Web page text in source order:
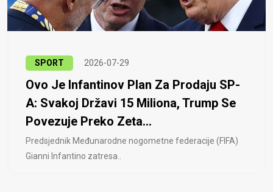
SPORT 2026-07-29
Ovo Je Infantinov Plan Za Prodaju SP-
A: Svakoj Državi 15 Miliona, Trump Se
Povezuje Preko Zeta...
Predsjednik Međunarodne nogometne federacije (FIFA)
Gianni Infantino zatresa..